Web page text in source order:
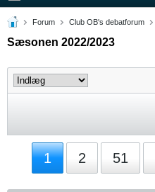
Forum Club OB's debatforum
Sæsonen 2022/2023
1 2 51